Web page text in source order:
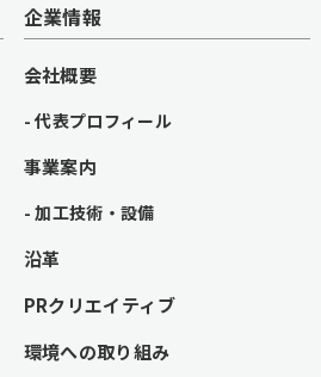
企業情報
会社概要
代表プロフィール
事業案内
加工技術・設備
沿革
PRクリエイティブ
環境への取り組み